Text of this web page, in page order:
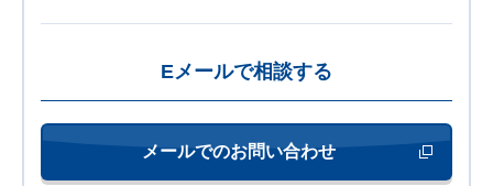
Eメールで相談する
メールでのお問い合わせ 新しいウィン